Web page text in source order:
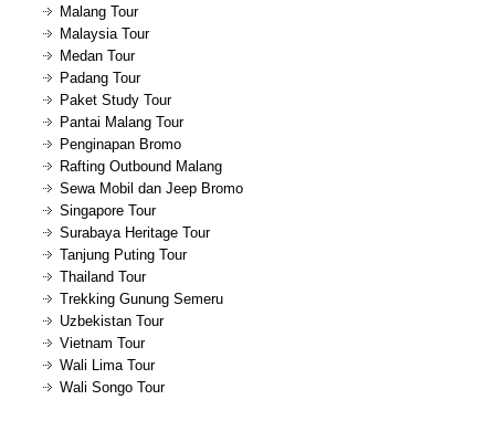
Malang Tour
Malaysia Tour
Medan Tour
Padang Tour
Paket Study Tour
Pantai Malang Tour
Penginapan Bromo
Rafting Outbound Malang
Sewa Mobil dan Jeep Bromo
Singapore Tour
Surabaya Heritage Tour
Tanjung Puting Tour
Thailand Tour
Trekking Gunung Semeru
Uzbekistan Tour
Vietnam Tour
Wali Lima Tour
Wali Songo Tour